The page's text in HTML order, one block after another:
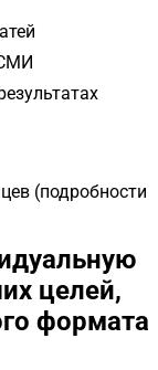
(подробности
целей,
формата